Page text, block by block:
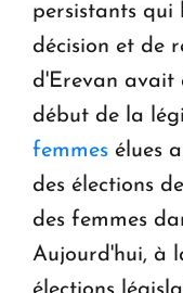
persistants qui
décision et de
d'Erevan avait
début de la
femmes élues
des élections
des femmes
Aujourd'hui, à